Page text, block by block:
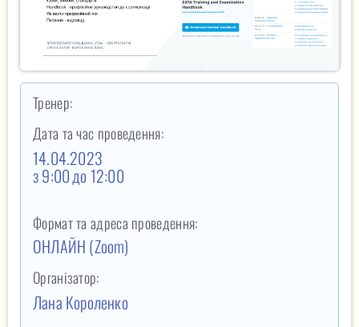
Тренер:
Дата та час проведення:
14.04.2023
з 9:00до 12:00
Формат та адреса проведення:
ОНЛАЙН (Zoom)
Організатор:
Лана Короленко